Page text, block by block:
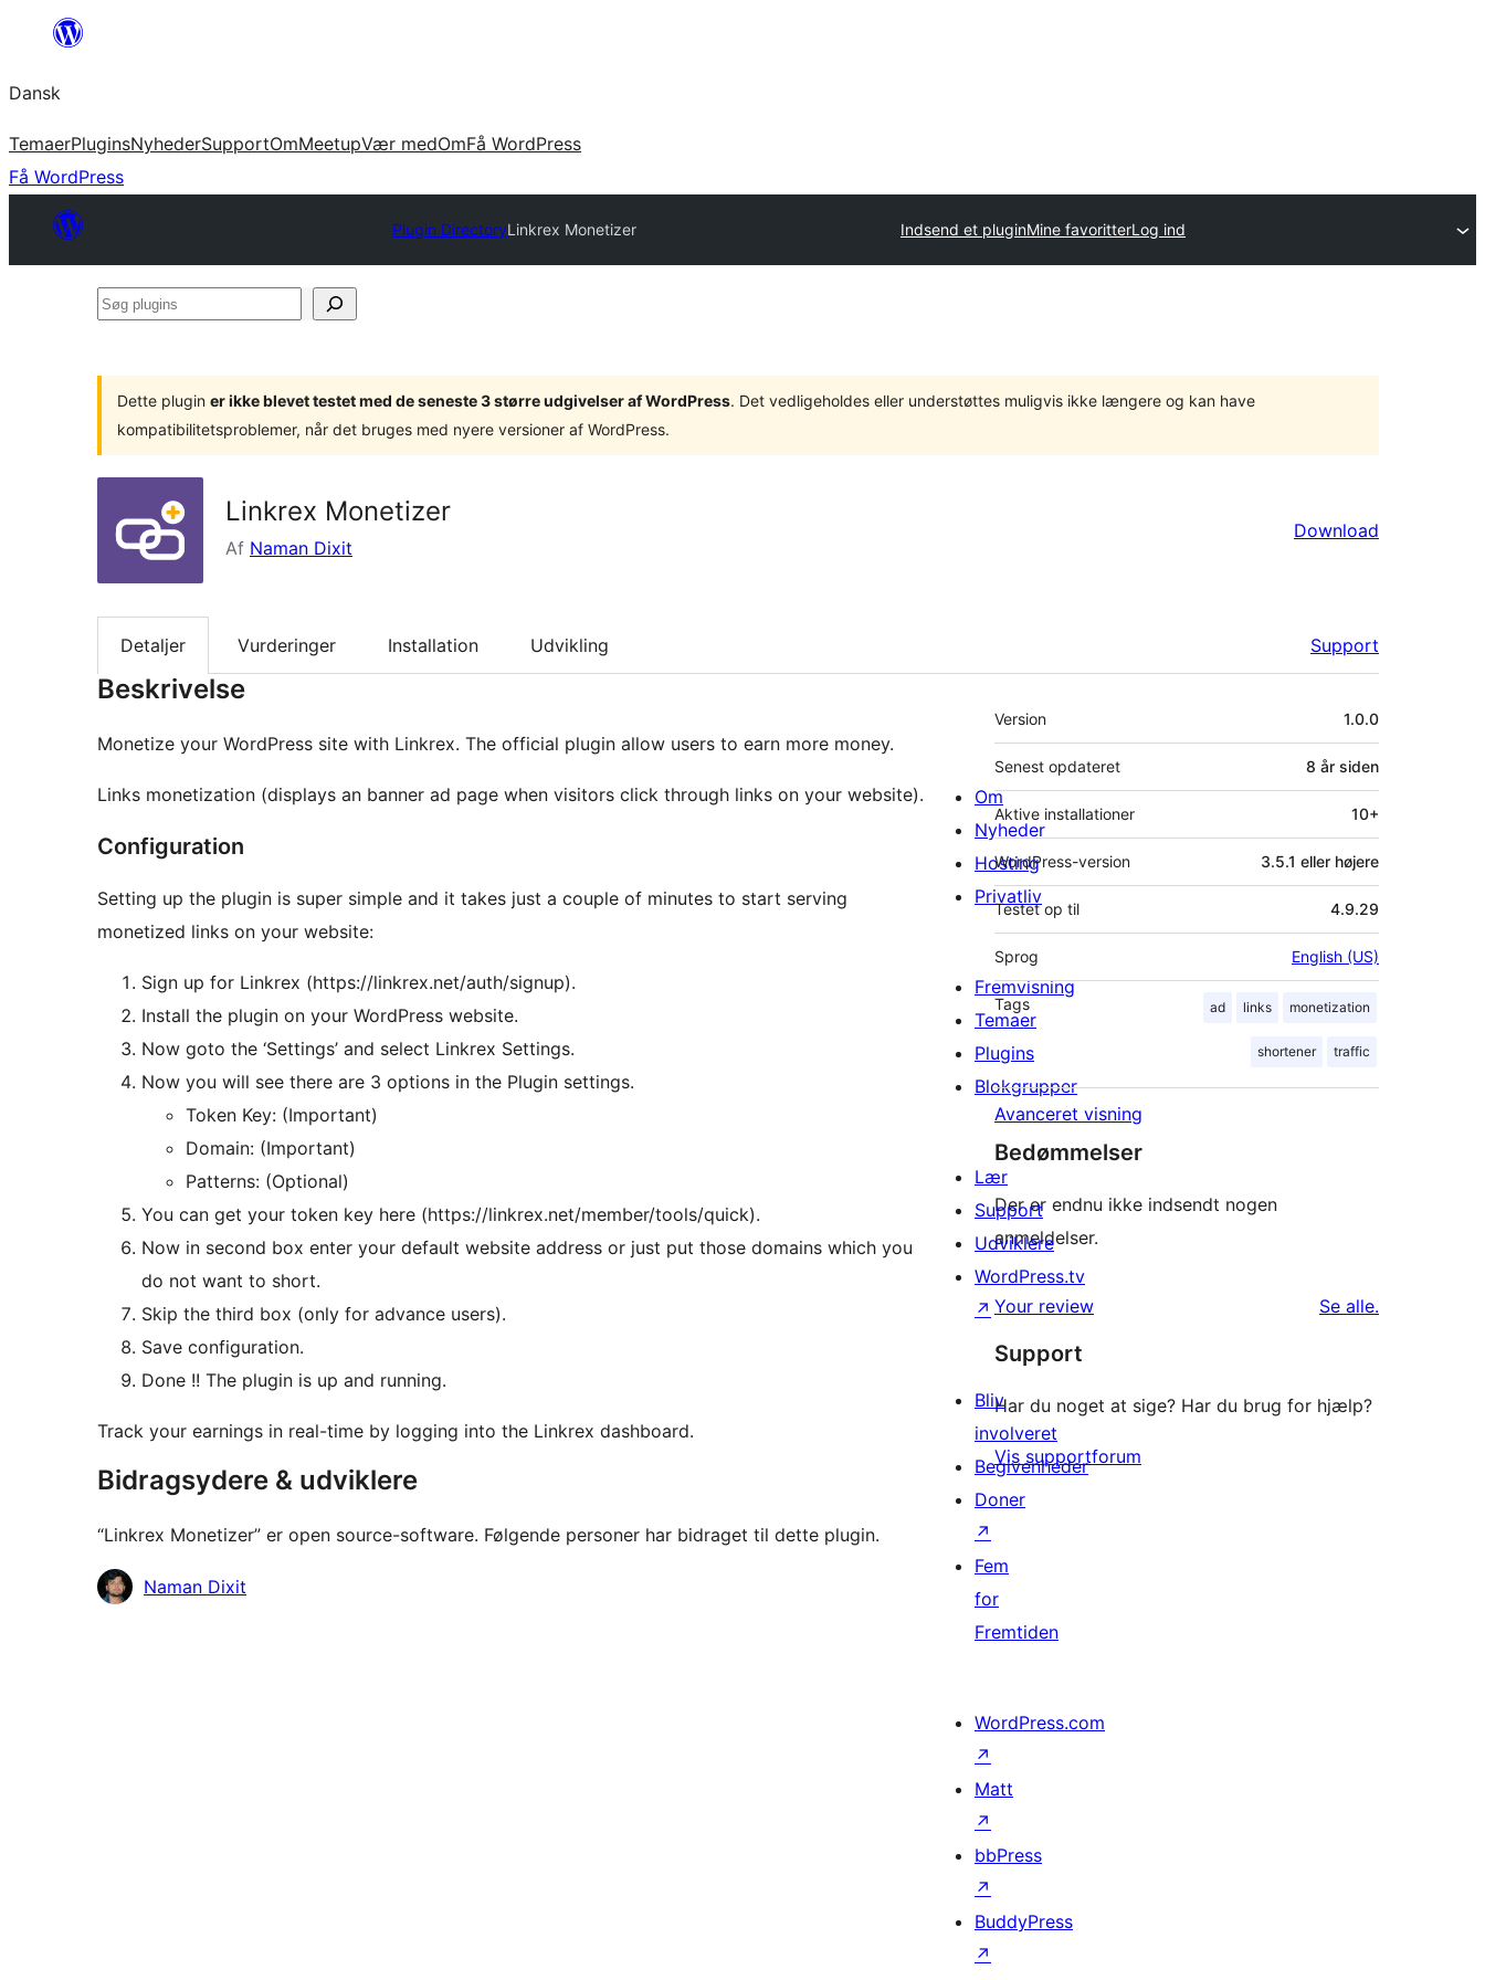
Spring
indhold
Dansk
TemaerPluginsNyhederSupportOmMeetupVær medOmFå WordPress
Få WordPress
Plugin DirectoryLinkrex Monetizer Indsend et pluginMine favoritterLog ind
Søg
Dette plugin er ikke blevet testet med de seneste 3 større udgivelser af WordPress. Det vedligeholdes eller understøttes muligvis ikke længere og kan have
kompatibilitetsproblemer, når det bruges med nyere versioner af WordPress.
Linkrex Monetizer
Af Naman Dixit
Download
Detaljer Vurderinger Installation Udvikling Support
Beskrivelse
Monetize your WordPress site with Linkrex. The official plugin allow users to earn more money.
Links monetization (displays an banner ad page when visitors click through links on your website).
Configuration
Setting up the plugin is super simple and it takes just a couple of minutes to start serving
monetized links on your website:
Sign up for Linkrex (https://linkrex.net/auth/signup).
Install the plugin on your WordPress website.
Now goto the ‘Settings’ and select Linkrex Settings.
Now you will see there are 3 options in the Plugin settings.
Token Key: (Important)
Domain: (Important)
Patterns: (Optional)
You can get your token key here (https://linkrex.net/member/tools/quick).
Now in second box enter your default website address or just put those domains which you
do not want to short.
Skip the third box (only for advance users).
Save configuration.
Done !! The plugin is up and running.
Track your earnings in real-time by logging into the Linkrex dashboard.
Bidragsydere & udviklere
“Linkrex Monetizer” er open source-software. Følgende personer har bidraget til dette plugin.
Bidragsydere
Naman Dixit
Meta
Version 1.0.0
Senest opdateret 8 år siden
Aktive installationer 10+
WordPress-version 3.5.1 eller højere
Testet op til 4.9.29
Sprog English (US)
Tags ad links monetization
shortener traffic
Avanceret visning
Bedømmelser
Der er endnu ikke indsendt nogen
anmeldelser.
Your review Se alleanmeldelser
.
Support
Har du noget at sige? Har du brug for hjælp?
Vis supportforum
Om
Nyheder
Hosting
Privatliv
Fremvisning
Temaer
Plugins
Blokgrupper
Lær
Support
Udviklere
WordPress.tv
↗
Bliv
involveret
Begivenheder
Doner
↗
Fem
for
Fremtiden
WordPress.com
↗
Matt
↗
bbPress
↗
BuddyPress
↗